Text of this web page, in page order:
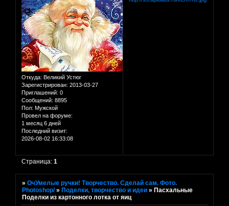
Откуда: Великий Устюг
Зарегистрирован: 2013-03-27
Приглашений: 0
Сообщений: 8895
Пол: Мужской
Провел на форуме:
1 месяц 6 дней
Последний визит:
2026-08-02 16:33:08
Страница:1
»ОчУмелые ручки! Творчество. Сделай сам. Фото.
Photoshop/ »Поделки, творчество и идеи »Пасхальные
Поделки из картонного лотка от яиц